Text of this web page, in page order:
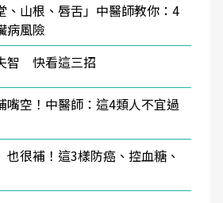
、山根、唇舌」中醫師教你：4
病風險
智 快看這三招
嘴空！中醫師：這4類人不宜過
也很補！這3樣防癌、控血糖、